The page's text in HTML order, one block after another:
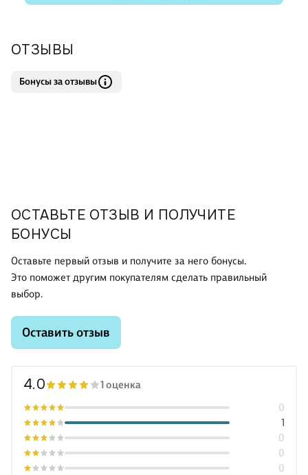
ОТЗЫВЫ
Бонусы за отзывы
ОСТАВЬТЕ ОТЗЫВ И ПОЛУЧИТЕ
БОНУСЫ
Оставьте первый отзыв и получите за него бонусы.
Это поможет другим покупателям сделать правильный
выбор.
Оставить отзыв
4.0 1 оценка
0
0
0
1
0